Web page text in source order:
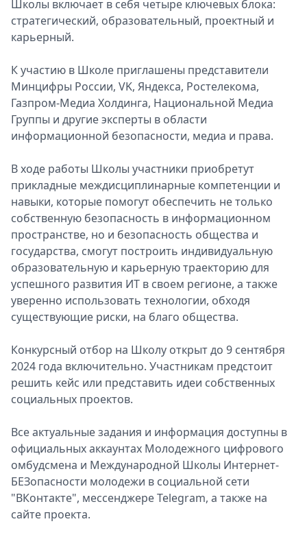
Школы включает в себя четыре ключевых блока:
стратегический, образовательный, проектный и
карьерный.
К участию в Школе приглашены представители
Минцифры России, VK, Яндекса, Ростелекома,
Газпром-Медиа Холдинга, Национальной Медиа
Группы и другие эксперты в области
информационной безопасности, медиа и права.
В ходе работы Школы участники приобретут
прикладные междисциплинарные компетенции и
навыки, которые помогут обеспечить не только
собственную безопасность в информационном
пространстве, но и безопасность общества и
государства, смогут построить индивидуальную
образовательную и карьерную траекторию для
успешного развития ИТ в своем регионе, а также
уверенно использовать технологии, обходя
существующие риски, на благо общества.
Конкурсный отбор на Школу открыт до 9 сентября
2024 года включительно. Участникам предстоит
решить кейс или представить идеи собственных
социальных проектов.
Все актуальные задания и информация доступны в
официальных аккаунтах Молодежного цифрового
омбудсмена и Международной Школы Интернет-
БЕЗопасности молодежи в социальной сети
"ВКонтакте", мессенджере Telegram, а также на
сайте проекта.